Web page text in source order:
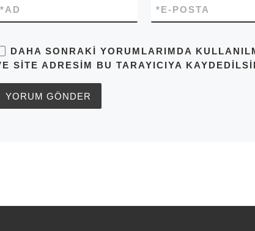
AD
* E-POSTA
*
DAHA SONRAKI YORUMLARIMDA
SITE ADRESIM BU TARAYICIYA